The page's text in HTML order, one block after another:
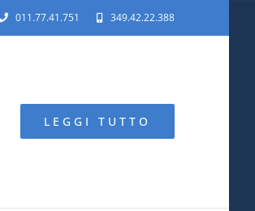
011.77.41.751 349.42.22.388
LEGGI TUTTO